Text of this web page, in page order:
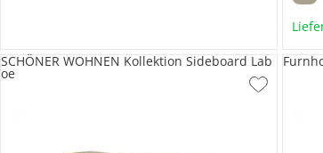
SCHÖNER WOHNEN Kollektion Sideboard Lab
oe